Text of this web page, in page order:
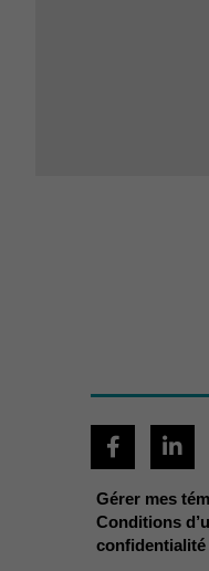
F
a
e
b
o
L
i
k
e
d
Gérer mes
Conditions
confidentialité